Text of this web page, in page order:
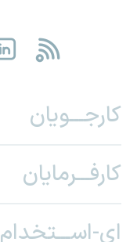
کارجـــویان
کارفـــرمایان
ای-اســـتخدام